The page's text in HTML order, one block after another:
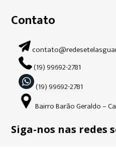
Contato
(19) 99692-2781
(19) 99692-2781
Bairro Barão Geraldo –
Siga-nos nas redes